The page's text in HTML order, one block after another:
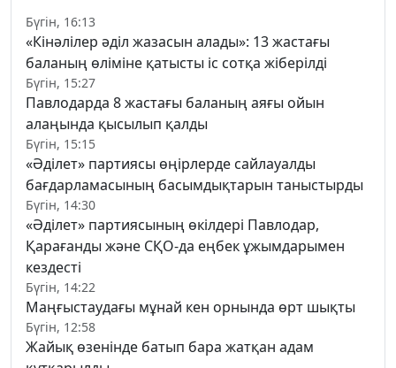
Бүгін, 16:13
«Кінәлілер әділ жазасын алады»: 13 жастағы
баланың өліміне қатысты іс сотқа жіберілді
Бүгін, 15:27
Павлодарда 8 жастағы баланың аяғы ойын
алаңында қысылып қалды
Бүгін, 15:15
«Әділет» партиясы өңірлерде сайлауалды
бағдарламасының басымдықтарын таныстырды
Бүгін, 14:30
«Әділет» партиясының өкілдері Павлодар,
Қарағанды және СҚО-да еңбек ұжымдарымен
кездесті
Бүгін, 14:22
Маңғыстаудағы мұнай кен орнында өрт шықты
Бүгін, 12:58
Жайық өзенінде батып бара жатқан адам